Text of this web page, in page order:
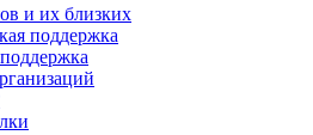
и их близких
поддержка